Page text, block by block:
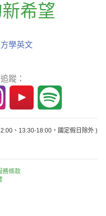
希望
學英文
蹤：
、13:30-18:00，國定假日除外 )
務條款